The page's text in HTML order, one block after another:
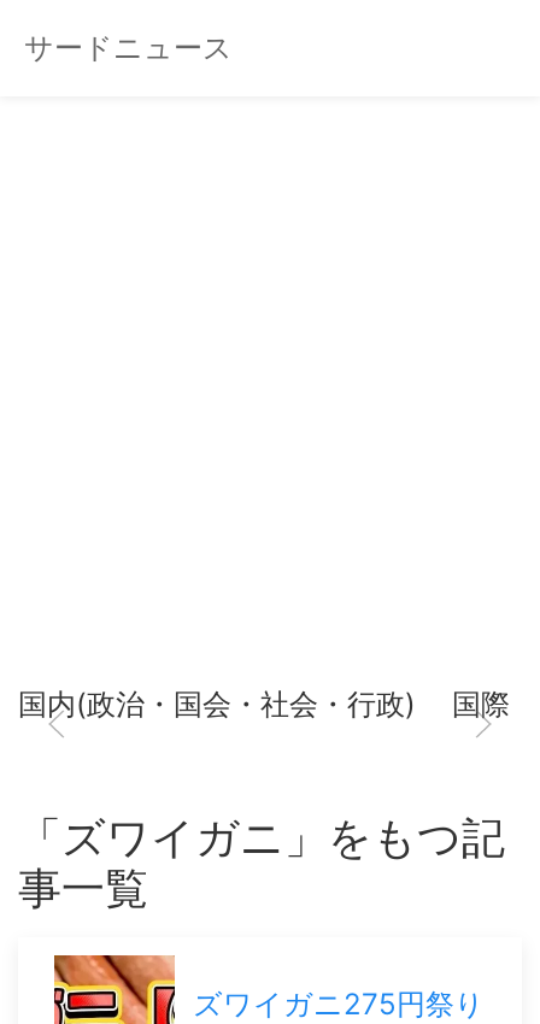
サードニュース
国内(政治・国会・社会・行政) 国際
「ズワイガニ」をもつ記
事一覧
ズワイガニ275円祭り